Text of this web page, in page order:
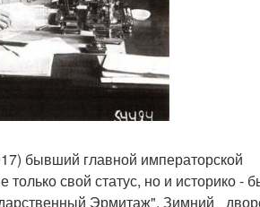
бывший главной императорской
свой статус, но и историко -
Эрмитаж". Зимний_